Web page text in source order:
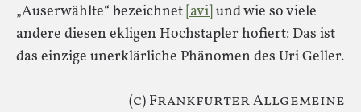
„Auserwählte“ bezeichnet [avi] und wie so viele
andere diesen ekligen Hochstapler hofiert: Das ist
das einzige unerklärliche Phänomen des Uri Geller.
(c) Frankfurter Allgemeine